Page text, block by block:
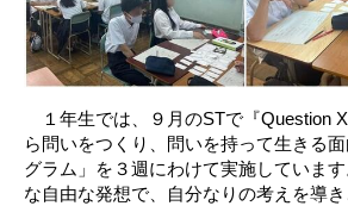
１年生では、９月のSTで『Question
ら問いをつくり、問いを持って生きる
グラム」を３週にわけて実施していま
な自由な発想で、自分なりの考えを導